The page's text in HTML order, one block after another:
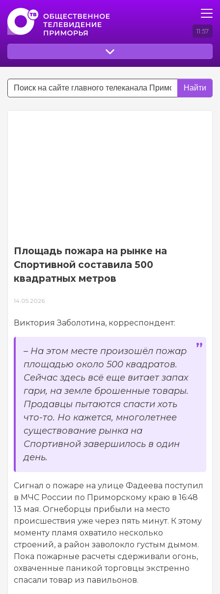
11:57
Найти
Площадь пожара на рынке на
Спортивной составила 500
квадратных метров
14.05.2026
Виктория Заболотина, корреспондент:
– На этом месте произошёл пожар
площадью около 500 квадратов.
Сейчас здесь всё еще витает запах
гари, на земле брошенные товары.
Продавцы пытаются спасти хоть
что-то. Но кажется, многолетнее
существование рынка на
Спортивной завершилось в один
день.
Сигнал о пожаре на улице Фадеева поступил
в МЧС России по Приморскому краю в 16:48
13 мая. Огнеборцы прибыли на место
происшествия уже через пять минут. К этому
моменту пламя охватило несколько
строений, а район заволокло густым дымом.
Пока пожарные расчеты сдерживали огонь,
охваченные паникой торговцы экстренно
спасали товар из павильонов.